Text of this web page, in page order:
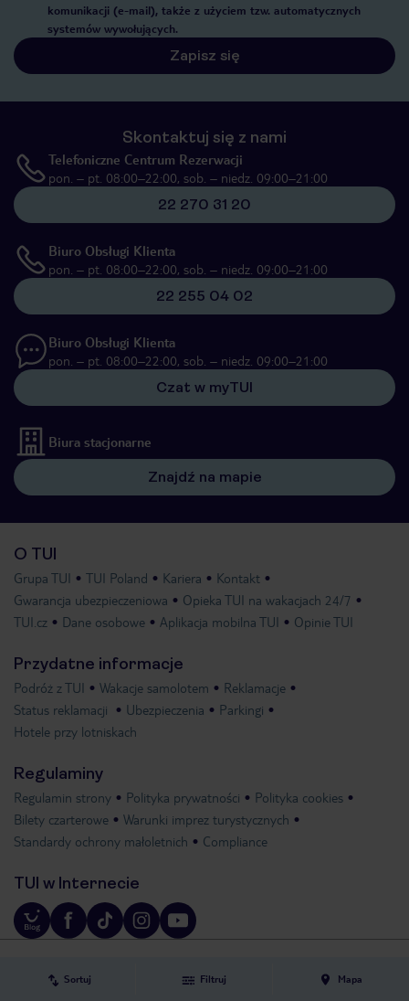
Sortuj Filtruj Mapa
komunikacji (e-mail), także z użyciem tzw. automatycznych
systemów wywołujących.
Zapisz się
Skontaktuj się z nami
Telefoniczne Centrum Rezerwacji
pon. – pt. 08:00–22:00, sob. – niedz. 09:00–21:00
22 270 31 20
Biuro Obsługi Klienta
pon. – pt. 08:00–22:00, sob. – niedz. 09:00–21:00
22 255 04 02
Biuro Obsługi Klienta
pon. – pt. 08:00–22:00, sob. – niedz. 09:00–21:00
Czat w myTUI
Biura stacjonarne
Znajdź na mapie
O TUI
Grupa TUI TUI Poland Kariera
Kontakt
Gwarancja ubezpieczeniowa
Opieka TUI na wakacjach 24/7
TUI.cz
Dane osobowe Aplikacja mobilna TUI Opinie TUI
Przydatne informacje
Podróż z TUI Wakacje samolotem
Reklamacje
Status reklamacji
Ubezpieczenia
Parkingi
Hotele przy lotniskach
Regulaminy
Regulamin strony Polityka prywatności
Polityka cookies
Bilety czarterowe
Warunki imprez turystycznych
Standardy ochrony małoletnich
Compliance
TUI w Internecie
informacje nie stanowią oferty w rozumieniu przepisów Kodeksu Cywilnego.